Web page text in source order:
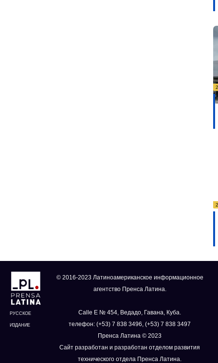
РУССКОЕ
ИЗДАНИЕ
© 2016-2023 Латиноамериканское информационное
агентство Пренса Латина.
Calle E № 454, Ведадо, Гавана, Куба.
телефон: (+53) 7 838 3496, (+53) 7 838 3497
Пренса Латина © 2023
Сайт разработан и разработан отделом развития
технического отдела Пренса Латина.